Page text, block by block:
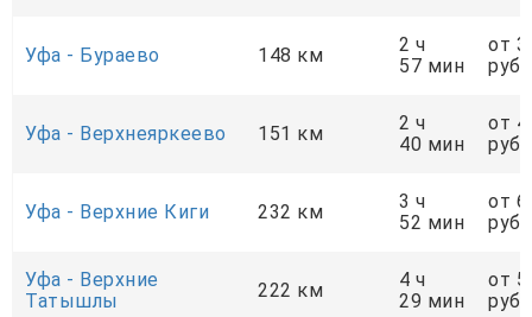
Уфа - Бураево 148 км
2 ч
57 мин
от
руб.
Уфа - Верхнеяркеево 151 км
2 ч
40 мин
от
руб.
Уфа - Верхние Киги 232 км
3 ч
52 мин
от
руб.
Уфа - Верхние
Татышлы
222 км
4 ч
29 мин
от
руб.